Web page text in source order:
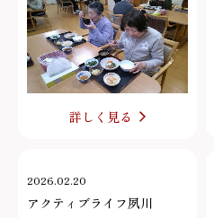
詳しく見る
2026.02.20
アクティブライフ夙川